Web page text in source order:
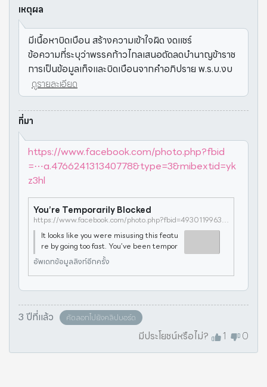
เหตุผล
มีเนื้อหาบิดเบือน สร้างความเข้าใจผิด งดแชร์
ข้อความที่ระบุว่าพรรคก้าวไกลเสนอตัดลดบำนาญข้าราช
การเป็นข้อมูลเท็จและบิดเบือนจากคำอภิปราย พ.ร.บ.งบ
ดูรายละเอียด
ที่มา
https://www.facebook.com/photo.php?fbid
=⋯a.476624131340778&type=3&mibextid=yk
z3hl
You’re Temporarily Blocked
https://www.facebook.com/photo.php?fbid=493011996368658&set=a.476624131340778&type=3&mibextid=ykz3hl
It looks like you were misusing this featu
re by going too fast. You’ve been tempor
arily blocked from using it.If you think tha
t this doesn't go against our Community
Standards, let us know.
อัพเดทข้อมูลลิงก์อีกครั้ง
3 ปีที่แล้ว คัดลอกไปยังคลิปบอร์ด
มีประโยชน์หรือไม่? 1 0